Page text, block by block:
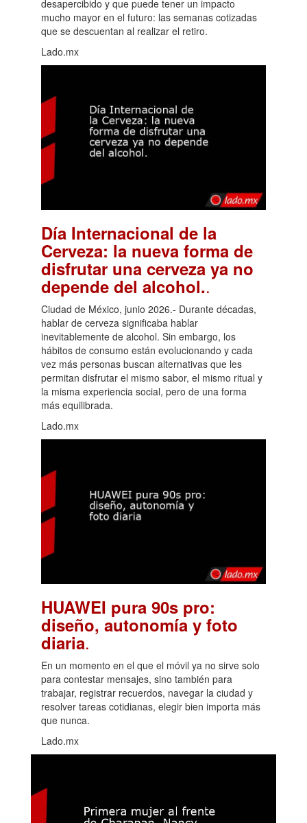
desapercibido y que puede tener un impacto
mucho mayor en el futuro: las semanas cotizadas
que se descuentan al realizar el retiro.
Lado.mx
Día Internacional de la
Cerveza: la nueva forma de
disfrutar una cerveza ya no
depende del alcohol..
Ciudad de México, junio 2026.- Durante décadas,
hablar de cerveza significaba hablar
inevitablemente de alcohol. Sin embargo, los
hábitos de consumo están evolucionando y cada
vez más personas buscan alternativas que les
permitan disfrutar el mismo sabor, el mismo ritual y
la misma experiencia social, pero de una forma
más equilibrada.
Lado.mx
HUAWEI pura 90s pro:
diseño, autonomía y foto
diaria.
En un momento en el que el móvil ya no sirve solo
para contestar mensajes, sino también para
trabajar, registrar recuerdos, navegar la ciudad y
resolver tareas cotidianas, elegir bien importa más
que nunca.
Lado.mx